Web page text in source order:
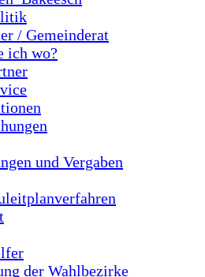
/ Gemeinderat
ich wo?
und Vergaben
der Wahlbezirke